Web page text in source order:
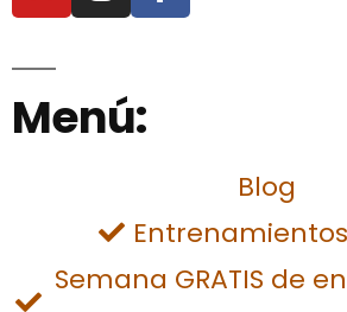
Menú:
Blog
Semana GRATIS de